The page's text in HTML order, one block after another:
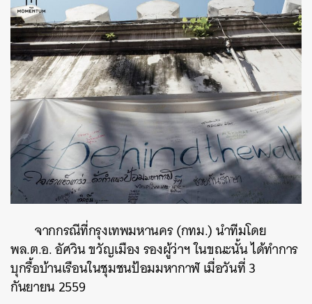
จากกรณีที่กรุงเทพมหานคร (กทม.) นำทีมโดย
พล.ต.อ. อัศวิน ขวัญเมือง รองผู้ว่าฯ ในขณะนั้น ได้ทำการ
บุกรื้อบ้านเรือนในชุมชนป้อมมหากาฬ เมื่อวันที่ 3
กันยายน 2559